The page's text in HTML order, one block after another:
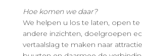
Hoe komen we daar?
We helpen u los te laten, open te
andere inzichten, doelgroepen
vertaalslag te maken naar